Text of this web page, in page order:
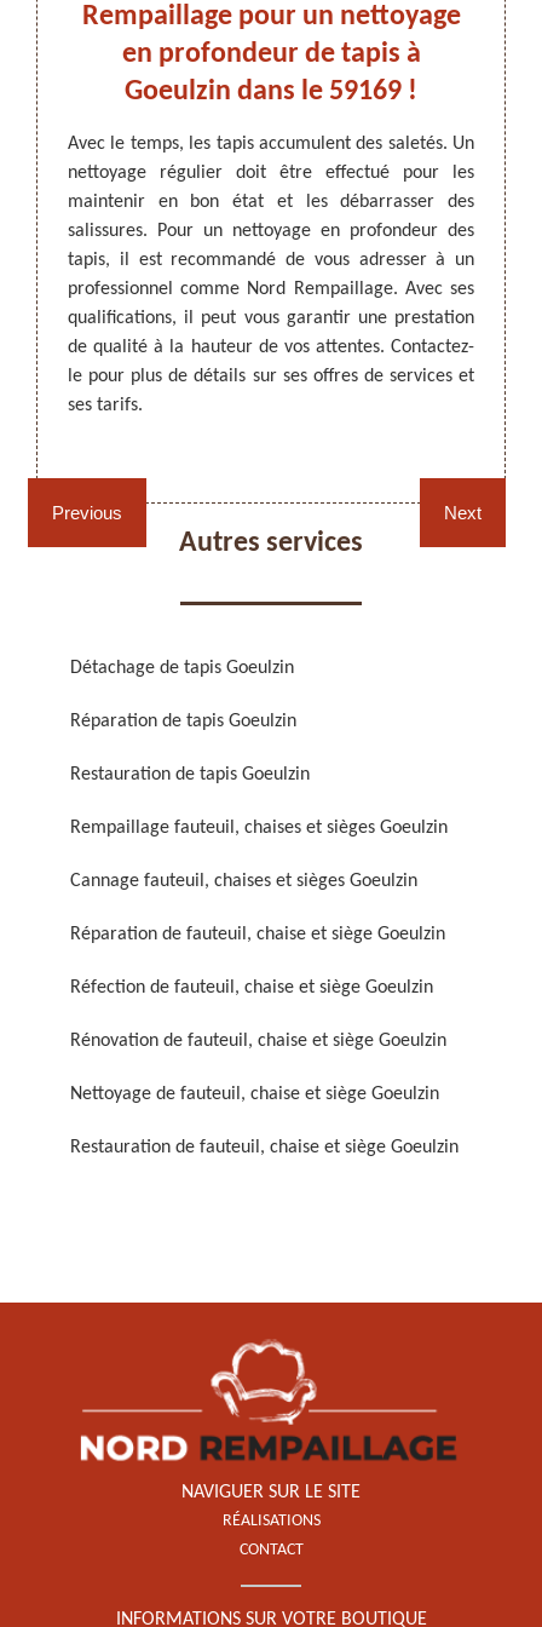
ARTISAN DEZITTER, REMPAILLAGE -
CANNAGE - RECOLLAGE, 59 NORD
chaises et sièges 59
Cannage fauteuil, chaises
et sièges 59
Réparation de fauteuil,
chaise et siège 59
chaise et siège 59
chaise et siège 59
Previous
le
de
un
et
devis
le
vous
Rempaillage pour un nettoyage
en profondeur de tapis à
Goeulzin dans le 59169 !
Avec le temps, les tapis accumulent des saletés. Un
nettoyage régulier doit être effectué pour les
maintenir en bon état et les débarrasser des
salissures. Pour un nettoyage en profondeur des
tapis, il est recommandé de vous adresser à un
professionnel comme Nord Rempaillage. Avec ses
qualifications, il peut vous garantir une prestation
de qualité à la hauteur de vos attentes. Contactez-
le pour plus de détails sur ses offres de services et
ses tarifs.
Le
bon
pour
en
site.
Next
Autres services
Détachage de tapis Goeulzin
Réparation de tapis Goeulzin
Restauration de tapis Goeulzin
Rempaillage fauteuil, chaises et sièges Goeulzin
Cannage fauteuil, chaises et sièges Goeulzin
Réparation de fauteuil, chaise et siège Goeulzin
Réfection de fauteuil, chaise et siège Goeulzin
Rénovation de fauteuil, chaise et siège Goeulzin
Nettoyage de fauteuil, chaise et siège Goeulzin
Restauration de fauteuil, chaise et siège Goeulzin
NAVIGUER SUR LE SITE
RÉALISATIONS
CONTACT
INFORMATIONS SUR VOTRE BOUTIQUE